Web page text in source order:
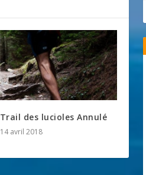
Trail des lucioles Annulé
14 avril 2018